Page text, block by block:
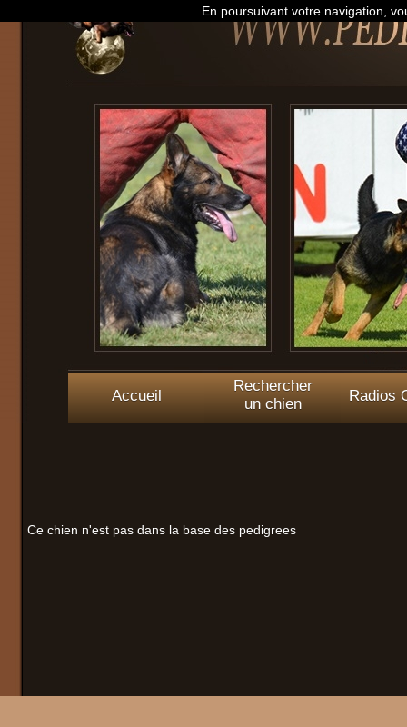
Accueil
Rechercher
un chien
Radios
Ce chien n'est pas dans la base des pedigrees
En poursuivant votre navigation,